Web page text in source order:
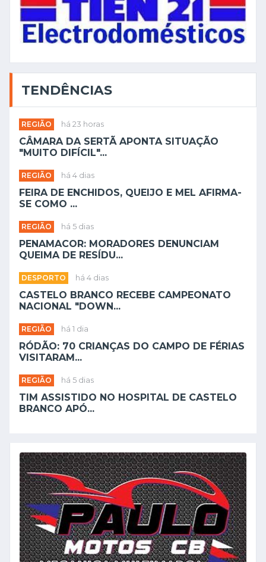
TENDÊNCIAS
REGIÃO há 23 horas
CÂMARA DA SERTÃ APONTA SITUAÇÃO
"MUITO DIFÍCIL"...
REGIÃO há 4 dias
FEIRA DE ENCHIDOS, QUEIJO E MEL AFIRMA-
SE COMO ...
REGIÃO há 5 dias
PENAMACOR: MORADORES DENUNCIAM
QUEIMA DE RESÍDU...
DESPORTO há 4 dias
CASTELO BRANCO RECEBE CAMPEONATO
NACIONAL "DOWN...
REGIÃO há 1 dia
RÓDÃO: 70 CRIANÇAS DO CAMPO DE FÉRIAS
VISITARAM...
REGIÃO há 5 dias
TIM ASSISTIDO NO HOSPITAL DE CASTELO
BRANCO APÓ...